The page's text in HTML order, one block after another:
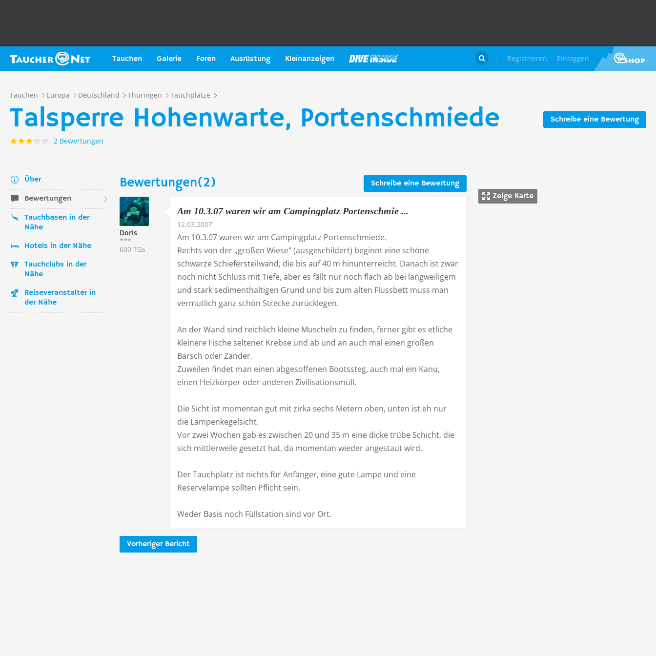
Tauchen Galerie Foren Ausrüstung Kleinanzeigen Registrieren Einloggen

Tauchen Europa Deutschland Thüringen Tauchplätze
Schreibe eine Bewertung
Talsperre Hohenwarte, Portenschmiede
2 Bewertungen
Über
Bewertungen
Tauchbasen in der
Nähe
Hotels in der Nähe
Tauchclubs in der
Nähe
Reiseveranstalter in
der Nähe
Zeige Karte
Schreibe eine Bewertung
Bewertungen(2)
Doris
***
600 TGs
Am 10.3.07 waren wir am Campingplatz Portenschmie ...
12.03.2007
Am 10.3.07 waren wir am Campingplatz Portenschmiede.
Rechts von der „großen Wiese“ (ausgeschildert) beginnt eine schöne
schwarze Schiefersteilwand, die bis auf 40 m hinunterreicht. Danach ist zwar
noch nicht Schluss mit Tiefe, aber es fällt nur noch flach ab bei langweiligem
und stark sedimenthaltigen Grund und bis zum alten Flussbett muss man
vermutlich ganz schön Strecke zurücklegen.
An der Wand sind reichlich kleine Muscheln zu finden, ferner gibt es etliche
kleinere Fische seltener Krebse und ab und an auch mal einen großen
Barsch oder Zander.
Zuweilen findet man einen abgesoffenen Bootssteg, auch mal ein Kanu,
einen Heizkörper oder anderen Zivilisationsmüll.
Die Sicht ist momentan gut mit zirka sechs Metern oben, unten ist eh nur
die Lampenkegelsicht.
Vor zwei Wochen gab es zwischen 20 und 35 m eine dicke trübe Schicht, die
sich mittlerweile gesetzt hat, da momentan wieder angestaut wird.
Der Tauchplatz ist nichts für Anfänger, eine gute Lampe und eine
Reservelampe sollten Pflicht sein.
Weder Basis noch Füllstation sind vor Ort.
Vorheriger Bericht